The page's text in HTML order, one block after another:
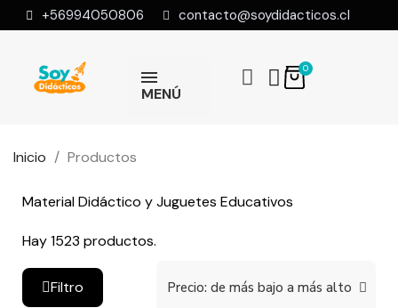
+56994050806 contacto@soydidacticos.cl
MENÚ
Inicio Productos
Material Didáctico y Juguetes Educativos
Hay 1523 productos.
Filtro